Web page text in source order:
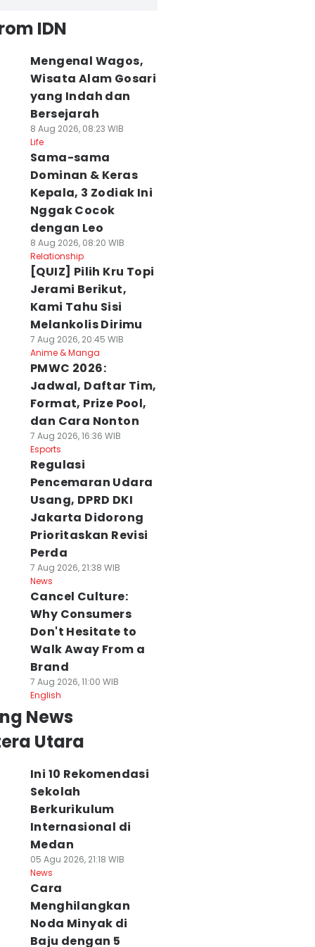
IDN
Mengenal Wagos,
Wisata Alam Gosari
yang Indah dan
Bersejarah
8 Aug 2026, 08:23 WIB
Life
Sama-sama
Dominan & Keras
Kepala, 3 Zodiak Ini
Nggak Cocok
dengan Leo
8 Aug 2026, 08:20 WIB
Relationship
[QUIZ] Pilih Kru Topi
Jerami Berikut,
Kami Tahu Sisi
Melankolis Dirimu
7 Aug 2026, 20:45 WIB
Anime & Manga
PMWC 2026:
Jadwal, Daftar Tim,
Format, Prize Pool,
dan Cara Nonton
7 Aug 2026, 16:36 WIB
Esports
Regulasi
Pencemaran Udara
Usang, DPRD DKI
Jakarta Didorong
Prioritaskan Revisi
Perda
7 Aug 2026, 21:38 WIB
News
Cancel Culture:
Why Consumers
Don't Hesitate to
Walk Away From a
Brand
7 Aug 2026, 11:00 WIB
English
News
Utara
Ini 10 Rekomendasi
Sekolah
Berkurikulum
Internasional di
Medan
05 Agu 2026, 21:18 WIB
News
Cara
Menghilangkan
Noda Minyak di
Baju dengan 5